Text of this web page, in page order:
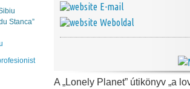
Stanca”
E-mail
Weboldal
A „Lonely Planet” útikönyv „a